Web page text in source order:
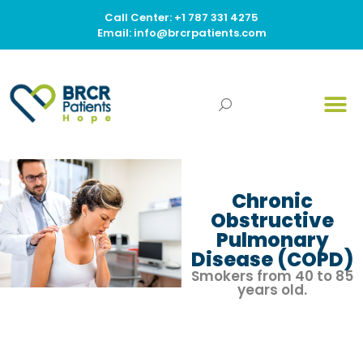
Call Center: +1 787 331 4275
Email: info@brcrpatients.com
Chronic
Obstructive
Pulmonary
Disease (COPD)
Smokers from 40 to 85
years old.